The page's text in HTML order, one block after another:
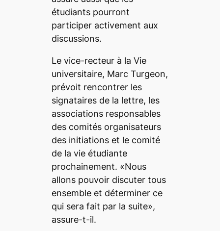
étudiants pourront
participer activement aux
discussions.
Le vice-recteur à la Vie
universitaire, Marc Turgeon,
prévoit rencontrer les
signataires de la lettre, les
associations responsables
des comités organisateurs
des initiations et le comité
de la vie étudiante
prochainement. «Nous
allons pouvoir discuter tous
ensemble et déterminer ce
qui sera fait par la suite»,
assure-t-il.